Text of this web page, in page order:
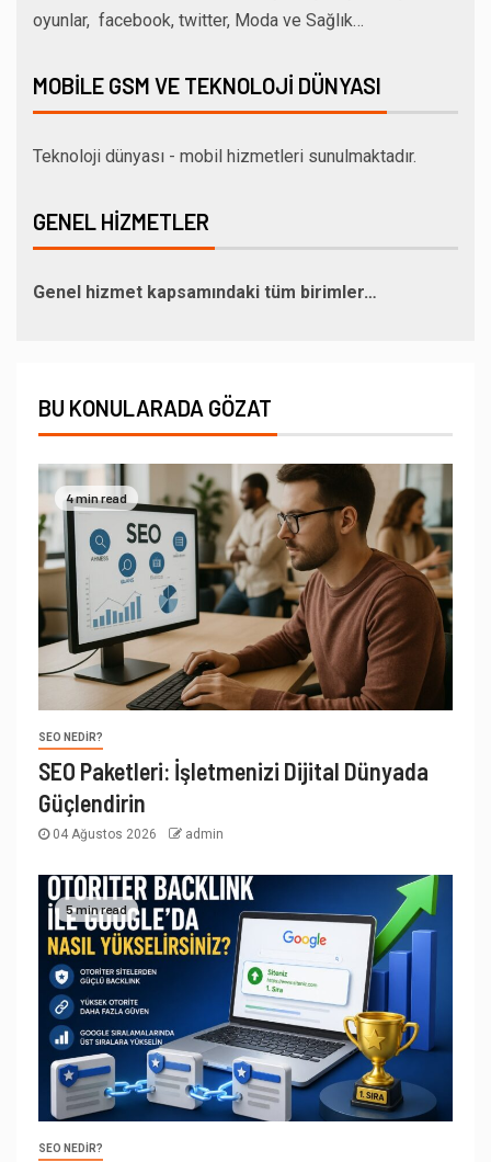
oyunlar, facebook, twitter, Moda ve Sağlık…
MOBILE GSM VE TEKNOLOJI DÜNYASI
Teknoloji dünyası - mobil hizmetleri sunulmaktadır.
GENEL HIZMETLER
Genel hizmet kapsamındaki tüm birimler…
BU KONULARADA GÖZAT
4 min read
SEO NEDIR?
SEO Paketleri: İşletmenizi Dijital Dünyada
Güçlendirin
04 Ağustos 2026 admin
5 min read
SEO NEDIR?